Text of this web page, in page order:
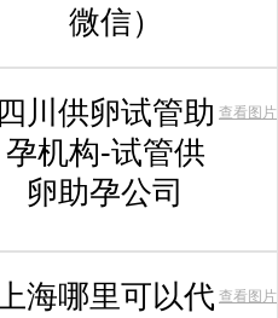
微信）
四川供卵试管助
孕机构-试管供
卵助孕公司
查看图片
上海哪里可以代 查看图片